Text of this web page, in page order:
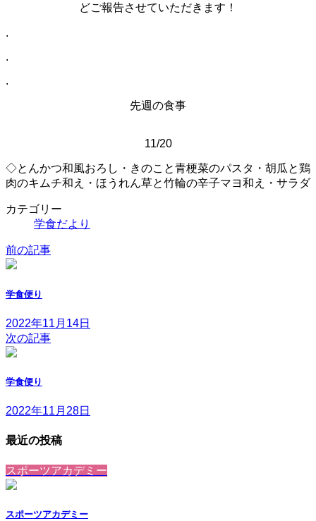
どご報告させていただきます！
.
.
.
先週の食事
11/20
◇とんかつ和風おろし・きのこと青梗菜のパスタ・胡瓜と鶏
肉のキムチ和え・ほうれん草と竹輪の辛子マヨ和え・サラダ
カテゴリー
学食だより
前の記事
学食便り
2022年11月14日
次の記事
学食便り
2022年11月28日
最近の投稿
スポーツアカデミー
スポーツアカデミー